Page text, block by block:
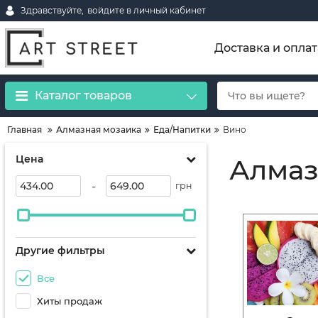
Здравствуйте, войдите в личный кабинет
Доставка и
Каталог товаров
Главная Алмазная мозаика Еда/Напитки Вино
Цена
- грн
Другие фильтры
Все
Хиты продаж